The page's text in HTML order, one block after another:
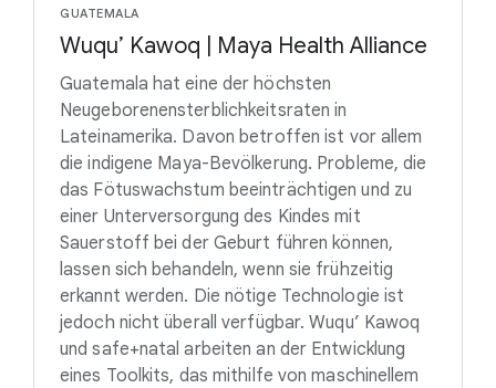
GUATEMALA
Wuqu’ Kawoq | Maya Health Alliance
Guatemala hat eine der höchsten
Neugeborenensterblichkeitsraten in
Lateinamerika. Davon betroffen ist vor allem
die indigene Maya-Bevölkerung. Probleme, die
das Fötuswachstum beeinträchtigen und zu
einer Unterversorgung des Kindes mit
Sauerstoff bei der Geburt führen können,
lassen sich behandeln, wenn sie frühzeitig
erkannt werden. Die nötige Technologie ist
jedoch nicht überall verfügbar. Wuqu’ Kawoq
und safe+natal arbeiten an der Entwicklung
eines Toolkits, das mithilfe von maschinellem